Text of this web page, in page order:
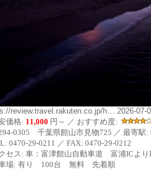
review.travel.rakuten.co.jp/h… 2026-07-
価格: 11,000 円～ ／ おすすめ度:
0305 千葉県館山市見物725 ／ 最寄駅:
0470-29-0211 ／ FAX: 0470-29-0212
セス: 車：富津館山自動車道 富浦ICよ
場: 有り 100台 無料 先着順